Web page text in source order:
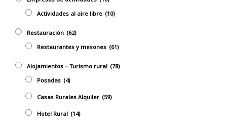
Actividades al aire libre (10)
Restauración (62)
Restaurantes y mesones (61)
Alojamientos – Turismo rural (78)
Posadas (4)
Casas Rurales Alquiler (59)
Hotel Rural (14)